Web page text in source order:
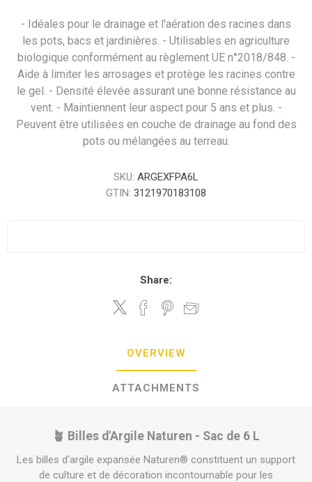
- Idéales pour le drainage et l'aération des racines dans
les pots, bacs et jardinières. - Utilisables en agriculture
biologique conformément au règlement UE n°2018/848. -
Aide à limiter les arrosages et protège les racines contre
le gel. - Densité élevée assurant une bonne résistance au
vent. - Maintiennent leur aspect pour 5 ans et plus. -
Peuvent être utilisées en couche de drainage au fond des
pots ou mélangées au terreau.
SKU: ARGEXFPA6L
GTIN: 3121970183108
Share:
OVERVIEW
ATTACHMENTS
🪴 Billes d'Argile Naturen - Sac de 6 L
Les billes d'argile expansée Naturen® constituent un support
de culture et de décoration incontournable pour les